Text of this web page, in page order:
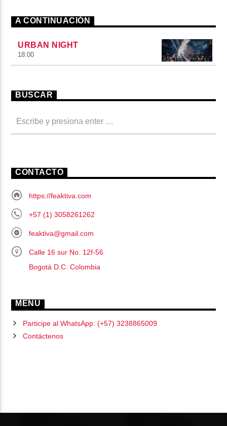
A CONTINUACIÓN
URBAN NIGHT
18:00
BUSCAR
CONTACTO
https://feaktiva.com
+57 (1) 3058261262
feaktiva@gmail.com
Calle 16 sur No. 12f-56
Bogotá D.C. Colombia
MENU
Participe al WhatsApp: (+57) 3238865009
Contáctenos